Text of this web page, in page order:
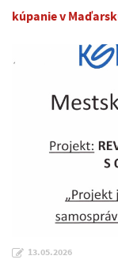
kúpanie v
13.05.2026